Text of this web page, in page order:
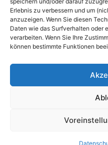
Erlebnis zu verbessern und um
anzuzeigen. Wenn Sie diesen
Daten wie das Surfverhalten oder
verarbeiten. Wenn Sie Ihre
können bestimmte Funktionen
Email:
sekretariat(at)gleis4-
Adresse:
Bahnhofstraße 21, 74343